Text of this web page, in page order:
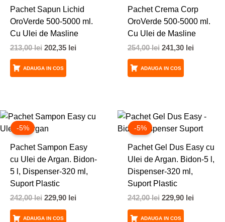
Pachet Sapun Lichid
OroVerde 500-5000 ml.
Cu Ulei de Masline
213,00lei
213,00 lei.
202,35 lei
202,35 lei.
ADAUGA IN COS
Pachet Crema Corp
OroVerde 500-5000 ml.
Cu Ulei de Masline
254,00lei
254,00 lei.
241,30 lei
ADAUGA IN COS
-5%
Pachet Sampon Easy
cu Ulei de Argan. Bidon-
5 l, Dispenser-320 ml,
Suport Plastic
242,00lei
Prețul
a
242,00 lei.
229,90 lei
Prețul
ADAUGA IN COS
-5%
Pachet Gel Dus Easy cu
Ulei de Argan. Bidon-5 l,
Dispenser-320 ml,
Suport Plastic
242,00lei
Prețul
a
fost:
242,00 lei.
229,90 lei
Prețul
este:
ADAUGA IN COS